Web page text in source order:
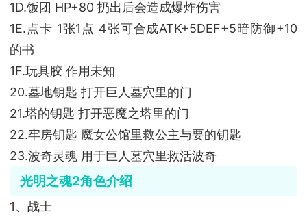
1D.饭团 HP+80 扔出后会造成爆炸伤害
1E.点卡 1张1点 4张可合成ATK+5DEF+5暗防御+10
的书
1F.玩具胶 作用未知
20.墓地钥匙 打开巨人墓穴里的门
21.塔的钥匙 打开恶魔之塔里的门
22.牢房钥匙 魔女公馆里救公主与要的钥匙
23.波奇灵魂 用于巨人墓穴里救活波奇
光明之魂2角色介绍
1、战士